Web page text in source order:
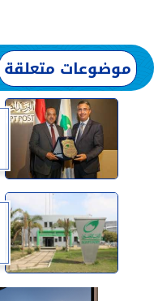
موضوعات متعلقة